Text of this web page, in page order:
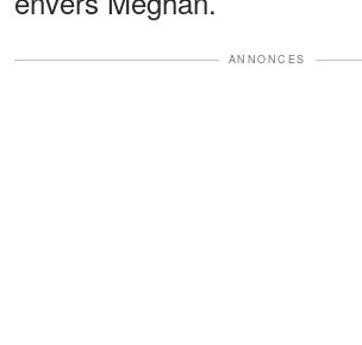
ANNONCES